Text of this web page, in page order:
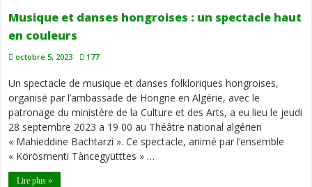
Musique et danses hongroises : un spectacle haut
en couleurs
octobre 5, 2023 177
Un spectacle de musique et danses folkloriques hongroises,
organisé par l’ambassade de Hongrie en Algérie, avec le
patronage du ministère de la Culture et des Arts, a eu lieu le jeudi
28 septembre 2023 a 19 00 au Théâtre national algérien
« Mahieddine Bachtarzi ». Ce spectacle, animé par l’ensemble
« Körösmenti Tàncegyütttes » …
Lire plus »